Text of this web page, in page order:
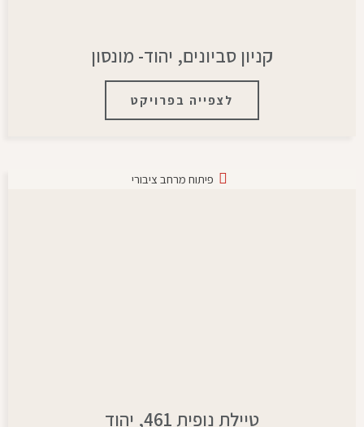
קניון סביונים, יהוד- מונסון
לצפייה בפרויקט
פיתוח מרחב ציבורי
טיילת נופית 461, יהוד